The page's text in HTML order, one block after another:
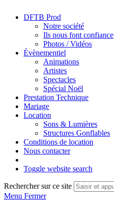
DFTB Prod
Notre société
Ils nous font confiance
Photos / Vidéos
Évènementiel
Animations
Artistes
Spectacles
Spécial Noël
Prestation Technique
Mariage
Location
Sons & Lumières
Structures Gonflables
Conditions de location
Nous contacter
Toggle website search
Rechercher sur ce site
Menu Fermer